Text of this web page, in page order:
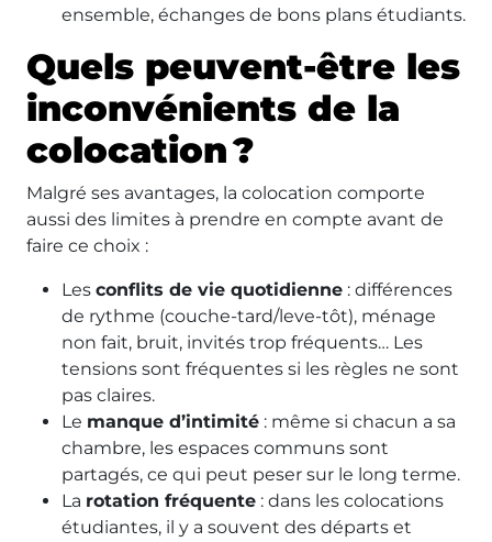
ensemble, échanges de bons plans étudiants.
Quels peuvent-être les
inconvénients de la
colocation ?
Malgré ses avantages, la colocation comporte
aussi des limites à prendre en compte avant de
faire ce choix :
Les conflits de vie quotidienne : différences
de rythme (couche-tard/leve-tôt), ménage
non fait, bruit, invités trop fréquents… Les
tensions sont fréquentes si les règles ne sont
pas claires.
Le manque d’intimité : même si chacun a sa
chambre, les espaces communs sont
partagés, ce qui peut peser sur le long terme.
La rotation fréquente : dans les colocations
étudiantes, il y a souvent des départs et